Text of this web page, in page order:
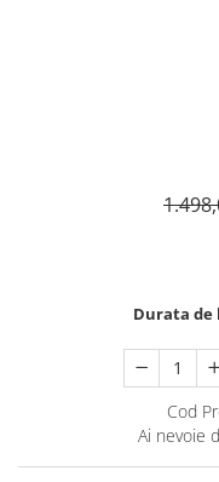
Rezervore incastrate
Rame instalare
Mobilier Baie
Seturi de mobilier si
Oglinzi baie si corpuri
Corpuri iluminat
Durata de
Cod
Ai nevoie